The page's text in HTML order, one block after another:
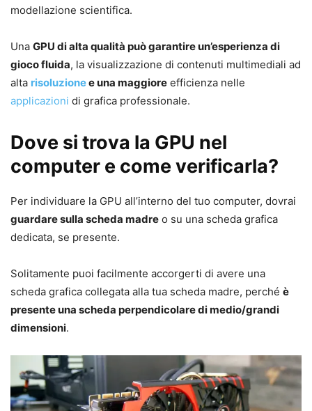
modellazione scientifica.
Una GPU di alta qualità può garantire un’esperienza di
gioco fluida, la visualizzazione di contenuti multimediali ad
alta risoluzionee una maggiore efficienza nelle
applicazioni di grafica professionale.
Dove si trova la GPU nel
computer e come verificarla?
Per individuare la GPU all’interno del tuo computer, dovrai
guardare sulla scheda madre o su una scheda grafica
dedicata, se presente.
Solitamente puoi facilmente accorgerti di avere una
scheda grafica collegata alla tua scheda madre, perché è
presente una scheda perpendicolare di medio/grandi
dimensioni.